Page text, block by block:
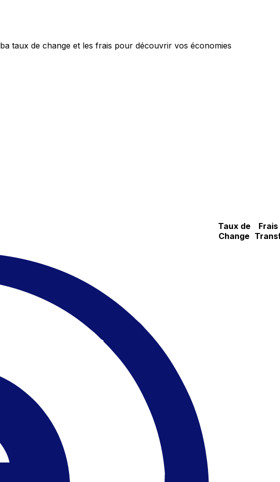
taux de change et les frais pour découvrir vos économies
Taux de
Change
Frais